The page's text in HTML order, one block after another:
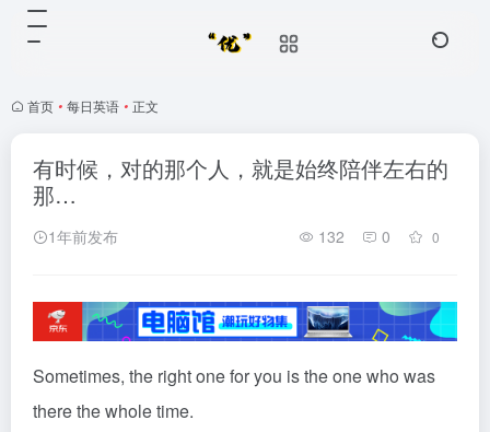
首页 • 每日英语 • 正文
有时候，对的那个人，就是始终陪伴左右的
那…
1年前发布 132 0 0
Sometimes, the right one for you is the one who was
there the whole time.